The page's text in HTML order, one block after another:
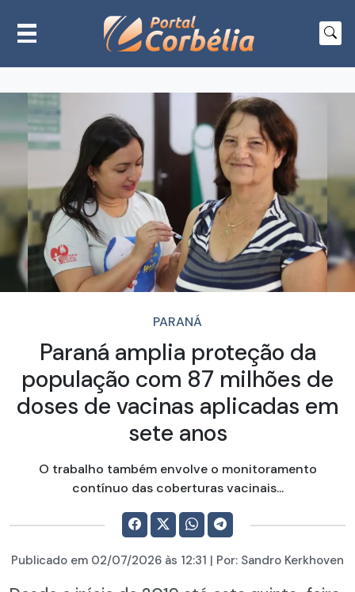
PARANÁ
Paraná amplia proteção da
população com 87 milhões de
doses de vacinas aplicadas em
sete anos
O trabalho também envolve o monitoramento
contínuo das coberturas vacinais...
Publicado em 02/07/2026 às 12:31 | Por: Sandro Kerkhoven